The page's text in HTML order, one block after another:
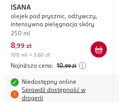
ISANA
olejek pod prysznic, odżywczy,
intensywna pielęgnacja skóry
250 ml
8,99 zł
100 ml = 3,60 zł
Najniższa cena: 10,99 zł
Niedostępny online
Sprawdź dostępność w
drogerii